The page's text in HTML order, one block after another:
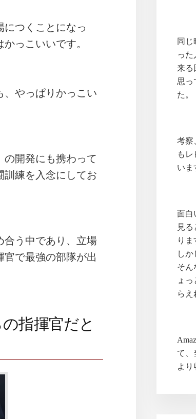
つくことになっ
っこいいです。
、やっぱりかっこい
開発にも携わって
訓練を入念にしてお
合う中であり、立場
で最強の部隊が出
指揮官だと
同じ
った
来る
思っ
た。
考察
も
いま
面白
見
りま
しか
そん
ょ
らえ
て、
より